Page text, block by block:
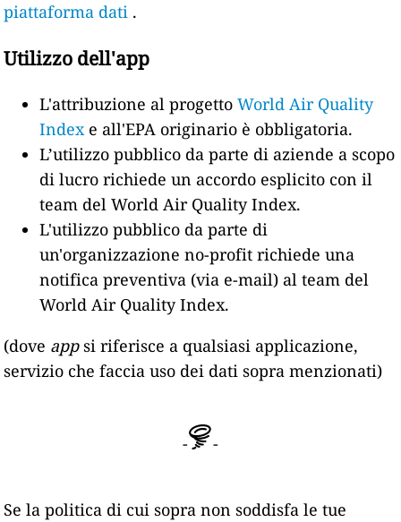
piattaforma dati .
Utilizzo dell'app
L'attribuzione al progettoWorld Air Quality
Indexe all'EPA originario è obbligatoria.
L’utilizzo pubblico da parte di aziende a scopo
di lucro richiede un accordo esplicito con il
team del World Air Quality Index.
L'utilizzo pubblico da parte di
un'organizzazione no-profit richiede una
notifica preventiva (via e-mail) al team del
World Air Quality Index.
(dove appsi riferisce a qualsiasi applicazione,
servizio che faccia uso dei dati sopra menzionati)
- -
Se la politica di cui sopra non soddisfa le tue